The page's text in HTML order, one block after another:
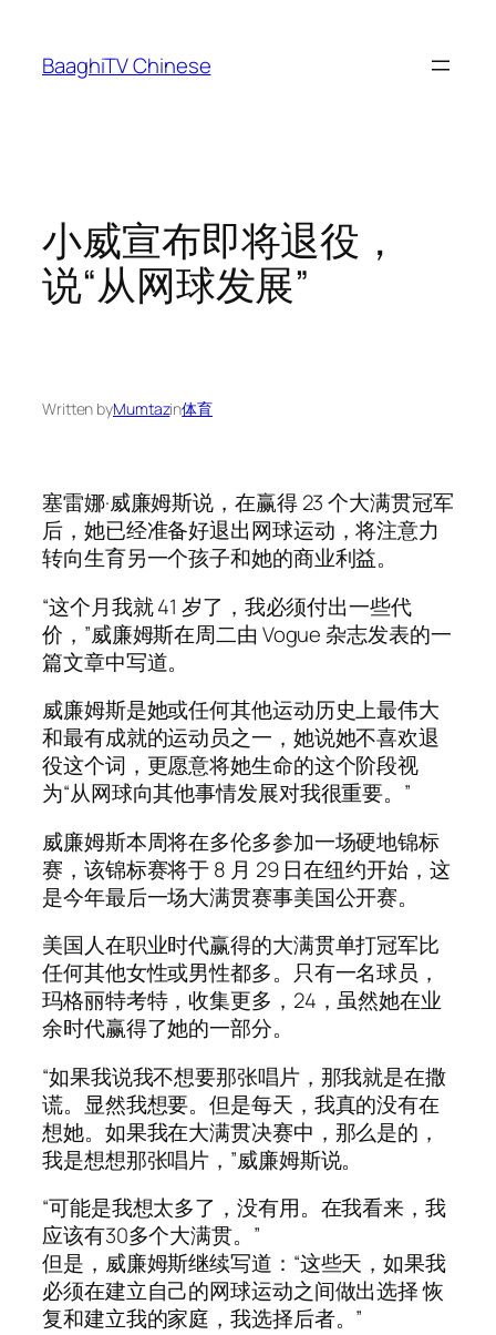
content
BaaghiTV Chinese
小威宣布即将退役，
说“从网球发展”
Written byMumtazin体育
塞雷娜·威廉姆斯说，在赢得 23 个大满贯冠军
后，她已经准备好退出网球运动，将注意力
转向生育另一个孩子和她的商业利益。
“这个月我就 41 岁了，我必须付出一些代
价，”威廉姆斯在周二由 Vogue 杂志发表的一
篇文章中写道。
威廉姆斯是她或任何其他运动历史上最伟大
和最有成就的运动员之一，她说她不喜欢退
役这个词，更愿意将她生命的这个阶段视
为“从网球向其他事情发展对我很重要。”
威廉姆斯本周将在多伦多参加一场硬地锦标
赛，该锦标赛将于 8 月 29 日在纽约开始，这
是今年最后一场大满贯赛事美国公开赛。
美国人在职业时代赢得的大满贯单打冠军比
任何其他女性或男性都多。只有一名球员，
玛格丽特考特，收集更多，24，虽然她在业
余时代赢得了她的一部分。
“如果我说我不想要那张唱片，那我就是在撒
谎。显然我想要。但是每天，我真的没有在
想她。如果我在大满贯决赛中，那么是的，
我是想想那张唱片，”威廉姆斯说。
“可能是我想太多了，没有用。在我看来，我
应该有30多个大满贯。”
但是，威廉姆斯继续写道：“这些天，如果我
必须在建立自己的网球运动之间做出选择 恢
复和建立我的家庭，我选择后者。”